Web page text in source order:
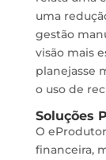
uma
gestão
visão mais
planejasse
o uso de
Soluções
O
financeira,